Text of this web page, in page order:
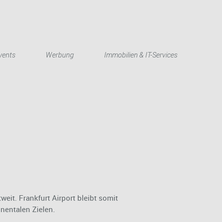
Werbung Immobilien & IT-Services
Frankfurt Airport bleibt somit
Zielen.